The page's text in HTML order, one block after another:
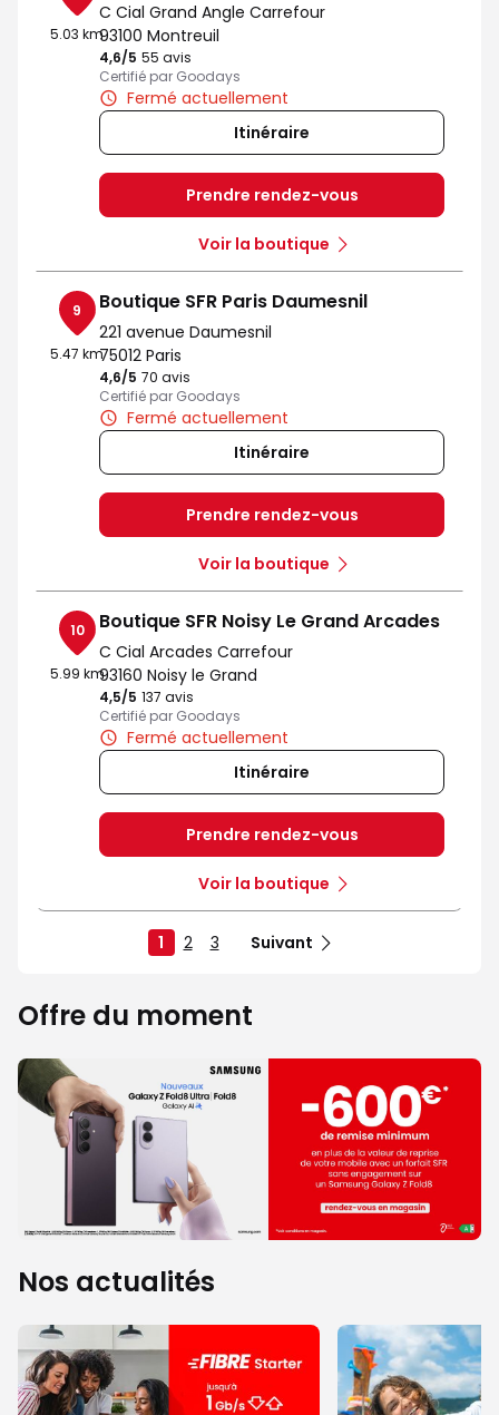
5.03 km
C Cial Grand Angle Carrefour
93100 Montreuil
4,6/5 Note de 4.6 sur 5
55 avis
Certifié par Goodays
Fermé actuellement
Itinéraire
Prendre rendez-vous
Voir la boutique
9
5.47 km
Boutique SFR Paris Daumesnil
221 avenue Daumesnil
75012 Paris
4,6/5 Note de 4.6 sur 5
70 avis
Certifié par Goodays
Fermé actuellement
Itinéraire
Prendre rendez-vous
Voir la boutique
10
5.99 km
Boutique SFR Noisy Le Grand Arcades
C Cial Arcades Carrefour
93160 Noisy le Grand
4,5/5 Note de 4.5 sur 5
137 avis
Certifié par Goodays
Fermé actuellement
Itinéraire
Prendre rendez-vous
Voir la boutique
1 2 3 Suivant
Offre du moment
Nos actualités